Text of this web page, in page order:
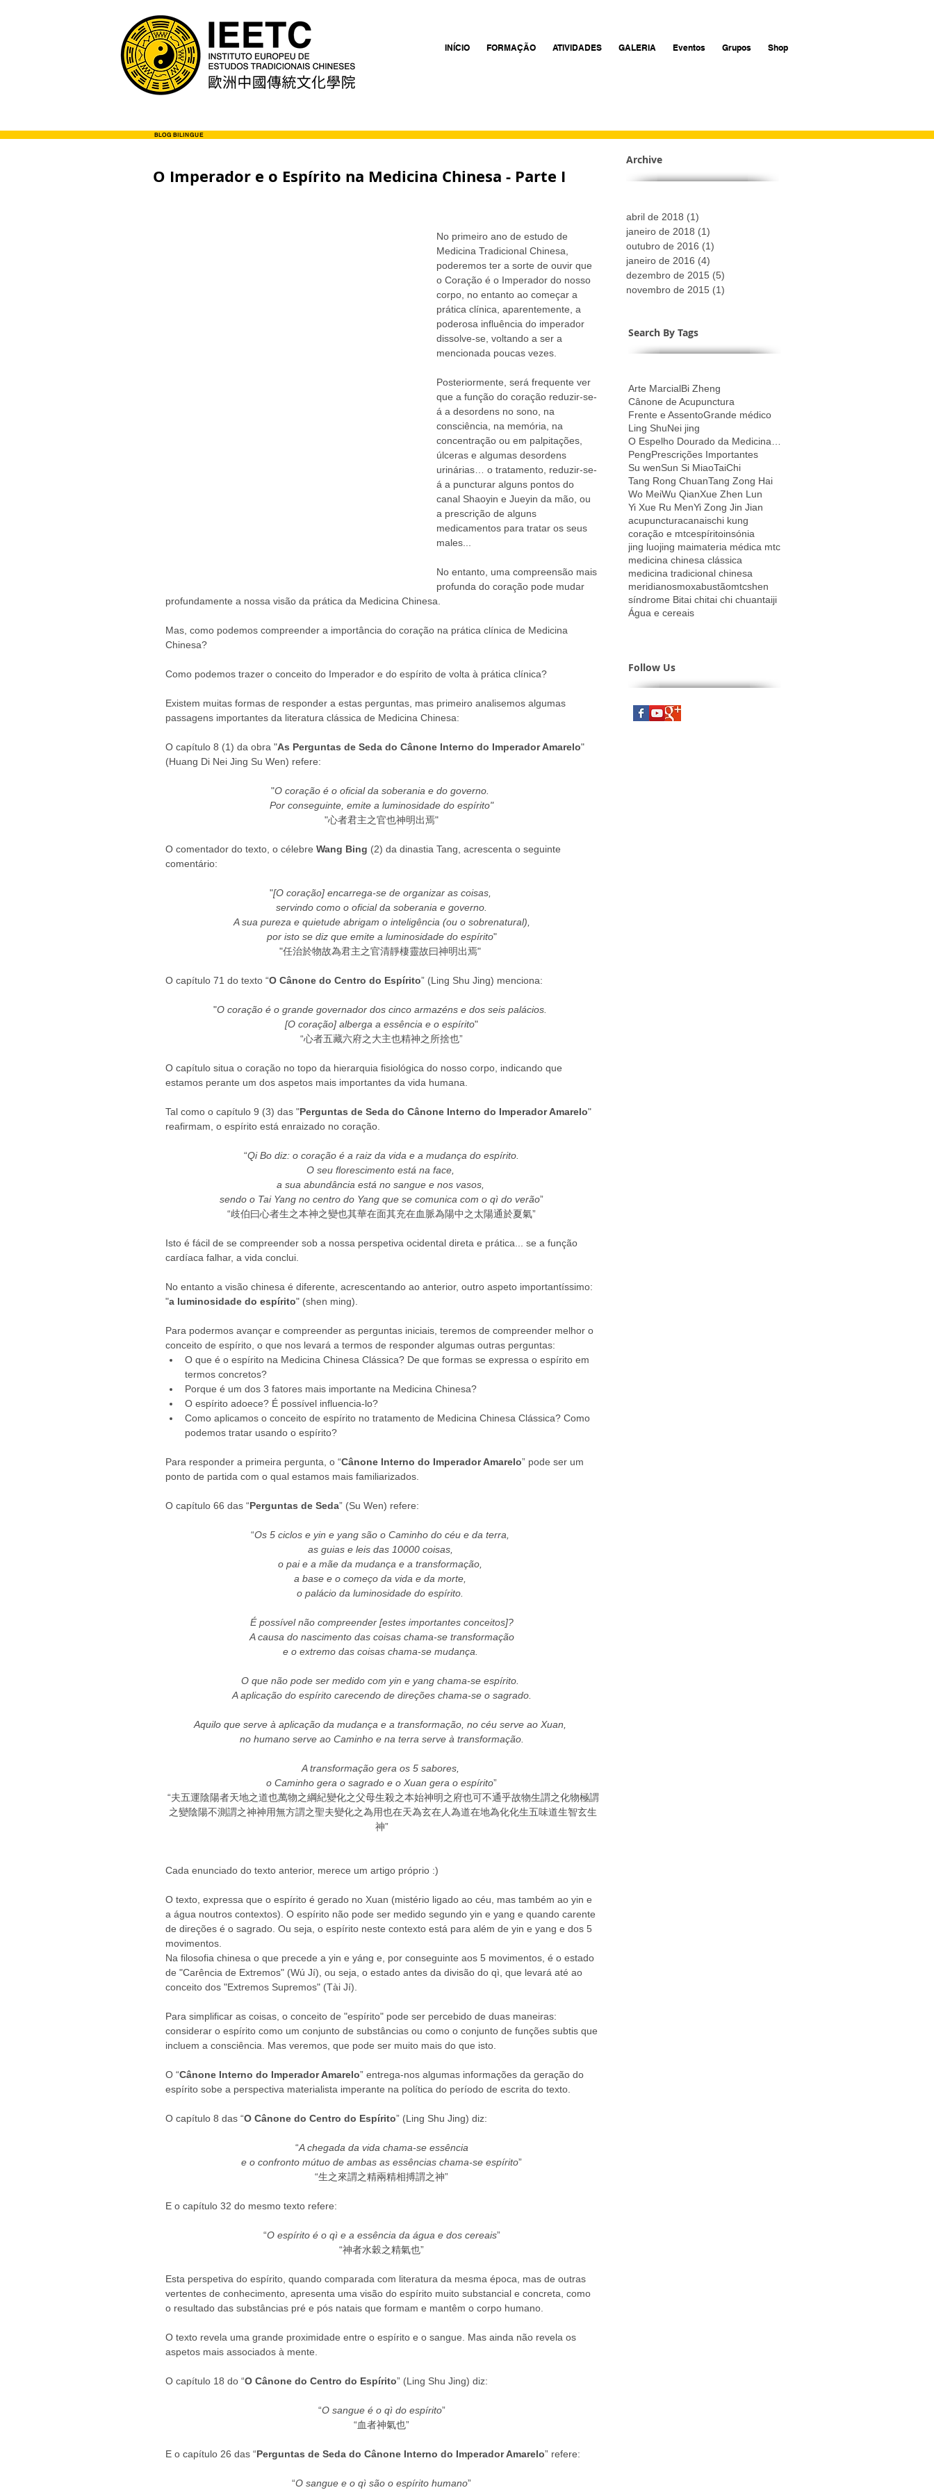
INÍCIO FORMAÇÃO ATIVIDADES GALERIA Eventos Grupos Shop
BLOG BILINGUE
O Imperador e o Espírito na Medicina Chinesa - Parte I
No primeiro ano de estudo de
Medicina Tradicional Chinesa,
poderemos ter a sorte de ouvir que
o Coração é o Imperador do nosso
corpo, no entanto ao começar a
prática clínica, aparentemente, a
poderosa influência do imperador
dissolve-se, voltando a ser a
mencionada poucas vezes.
Posteriormente, será frequente ver
que a função do coração reduzir-se-
á a desordens no sono, na
consciência, na memória, na
concentração ou em palpitações,
úlceras e algumas desordens
urinárias… o tratamento, reduzir-se-
á a puncturar alguns pontos do
canal Shaoyin e Jueyin da mão, ou
a prescrição de alguns
medicamentos para tratar os seus
males...
No entanto, uma compreensão mais
profunda do coração pode mudar
profundamente a nossa visão da prática da Medicina Chinesa.
Mas, como podemos compreender a importância do coração na prática clínica de Medicina
Chinesa?
Como podemos trazer o conceito do Imperador e do espírito de volta à prática clínica?
Existem muitas formas de responder a estas perguntas, mas primeiro analisemos algumas
passagens importantes da literatura clássica de Medicina Chinesa:
O capítulo 8 (1) da obra "As Perguntas de Seda do Cânone Interno do Imperador Amarelo"
(Huang Di Nei Jing Su Wen) refere:
"O coração é o oficial da soberania e do governo.
Por conseguinte, emite a luminosidade do espírito"
"心者君主之官也神明出焉"
O comentador do texto, o célebre Wang Bing (2) da dinastia Tang, acrescenta o seguinte
comentário:
"[O coração] encarrega-se de organizar as coisas,
servindo como o oficial da soberania e governo.
A sua pureza e quietude abrigam o inteligência (ou o sobrenatural),
por isto se diz que emite a luminosidade do espírito"
"任治於物故為君主之官清靜棲靈故曰神明出焉"
O capítulo 71 do texto “O Cânone do Centro do Espírito” (Ling Shu Jing) menciona:
"O coração é o grande governador dos cinco armazéns e dos seis palácios.
[O coração] alberga a essência e o espírito"
“心者五藏六府之大主也精神之所捨也”
O capítulo situa o coração no topo da hierarquia fisiológica do nosso corpo, indicando que
estamos perante um dos aspetos mais importantes da vida humana.
Tal como o capítulo 9 (3) das "Perguntas de Seda do Cânone Interno do Imperador Amarelo"
reafirmam, o espírito está enraizado no coração.
“Qi Bo diz: o coração é a raiz da vida e a mudança do espírito.
O seu florescimento está na face,
a sua abundância está no sangue e nos vasos,
sendo o Tai Yang no centro do Yang que se comunica com o qì do verão”
“歧伯曰心者生之本神之變也其華在面其充在血脈為陽中之太陽通於夏氣”
Isto é fácil de se compreender sob a nossa perspetiva ocidental direta e prática... se a função
cardíaca falhar, a vida conclui.
No entanto a visão chinesa é diferente, acrescentando ao anterior, outro aspeto importantíssimo:
"a luminosidade do espírito" (shen ming).
Para podermos avançar e compreender as perguntas iniciais, teremos de compreender melhor o
conceito de espírito, o que nos levará a termos de responder algumas outras perguntas:
O que é o espírito na Medicina Chinesa Clássica? De que formas se expressa o espírito em
termos concretos?
Porque é um dos 3 fatores mais importante na Medicina Chinesa?
O espírito adoece? É possível influencia-lo?
Como aplicamos o conceito de espírito no tratamento de Medicina Chinesa Clássica? Como
podemos tratar usando o espírito?
Para responder a primeira pergunta, o “Cânone Interno do Imperador Amarelo” pode ser um
ponto de partida com o qual estamos mais familiarizados.
O capítulo 66 das “Perguntas de Seda” (Su Wen) refere:
“Os 5 ciclos e yin e yang são o Caminho do céu e da terra,
as guias e leis das 10000 coisas,
o pai e a mãe da mudança e a transformação,
a base e o começo da vida e da morte,
o palácio da luminosidade do espírito.
É possível não compreender [estes importantes conceitos]?
A causa do nascimento das coisas chama-se transformação
e o extremo das coisas chama-se mudança.
O que não pode ser medido com yin e yang chama-se espírito.
A aplicação do espírito carecendo de direções chama-se o sagrado.
Aquilo que serve à aplicação da mudança e a transformação, no céu serve ao Xuan,
no humano serve ao Caminho e na terra serve à transformação.
A transformação gera os 5 sabores,
o Caminho gera o sagrado e o Xuan gera o espírito”
“夫五運陰陽者天地之道也萬物之綱紀變化之父母生殺之本始神明之府也可不通乎故物生謂之化物極謂
之變陰陽不測謂之神神用無方謂之聖夫變化之為用也在天為玄在人為道在地為化化生五味道生智玄生
神”
Cada enunciado do texto anterior, merece um artigo próprio :)
O texto, expressa que o espírito é gerado no Xuan (mistério ligado ao céu, mas também ao yin e
a água noutros contextos). O espírito não pode ser medido segundo yin e yang e quando carente
de direções é o sagrado. Ou seja, o espírito neste contexto está para além de yin e yang e dos 5
movimentos.
Na filosofia chinesa o que precede a yin e yáng e, por conseguinte aos 5 movimentos, é o estado
de "Carência de Extremos" (Wú Jí), ou seja, o estado antes da divisão do qì, que levará até ao
conceito dos "Extremos Supremos" (Tài Jí).
Para simplificar as coisas, o conceito de "espírito" pode ser percebido de duas maneiras:
considerar o espírito como um conjunto de substâncias ou como o conjunto de funções subtis que
incluem a consciência. Mas veremos, que pode ser muito mais do que isto.
O “Cânone Interno do Imperador Amarelo” entrega-nos algumas informações da geração do
espírito sobe a perspectiva materialista imperante na política do período de escrita do texto.
O capítulo 8 das “O Cânone do Centro do Espírito” (Ling Shu Jing) diz:
“A chegada da vida chama-se essência
e o confronto mútuo de ambas as essências chama-se espírito”
“生之來謂之精兩精相搏謂之神”
E o capítulo 32 do mesmo texto refere:
“O espírito é o qì e a essência da água e dos cereais”
“神者水穀之精氣也”
Esta perspetiva do espírito, quando comparada com literatura da mesma época, mas de outras
vertentes de conhecimento, apresenta uma visão do espírito muito substancial e concreta, como
o resultado das substâncias pré e pós natais que formam e mantêm o corpo humano.
O texto revela uma grande proximidade entre o espírito e o sangue. Mas ainda não revela os
aspetos mais associados à mente.
O capítulo 18 do “O Cânone do Centro do Espírito” (Ling Shu Jing) diz:
“O sangue é o qì do espírito”
“血者神氣也”
E o capítulo 26 das “Perguntas de Seda do Cânone Interno do Imperador Amarelo” refere:
“O sangue e o qì são o espírito humano”
Archive
abril de 2018 (1)
janeiro de 2018 (1)
outubro de 2016 (1)
janeiro de 2016 (4)
dezembro de 2015 (5)
novembro de 2015 (1)
Search By Tags
Arte MarcialBi Zheng
Cânone de Acupunctura
Frente e AssentoGrande médico
Ling ShuNei jing
PengPrescrições Importantes
Su wenSun Si MiaoTaiChi
Tang Rong ChuanTang Zong Hai
Wo MeiWu QianXue Zhen Lun
Yi Xue Ru MenYi Zong Jin Jian
acupuncturacanaischi kung
coração e mtcespíritoinsónia
jing luojing maimateria médica mtc
medicina chinesa clássica
medicina tradicional chinesa
meridianosmoxabustãomtcshen
síndrome Bitai chitai chi chuantaiji
Água e cereais
Follow Us